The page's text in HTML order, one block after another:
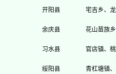
开阳县 宅吉乡、
余庆县 花山苗族
习水县 官店镇、
绥阳县 青杠塘镇